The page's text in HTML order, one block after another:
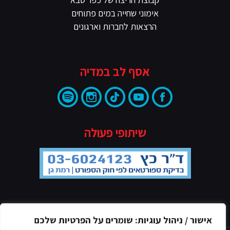
אישור / ניהול עוגיות: שומרים על הפרטיות שלכם
אימוני שחייה במים פתוחים
הרצאות לחברות וארגונים
אסף לב במדיה
שיתופי פעולה
מדיניות הפרטיות